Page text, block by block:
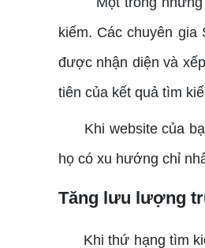
kiếm. Các chuyên
được nhận diện và
tiên của kết quả tìm
Khi website của bạn
họ có xu hướng chỉ
Tăng lưu lượng
Khi thứ hạng tìm